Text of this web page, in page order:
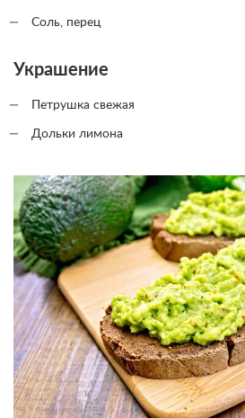
Соль, перец
Украшение
Петрушка свежая
Дольки лимона